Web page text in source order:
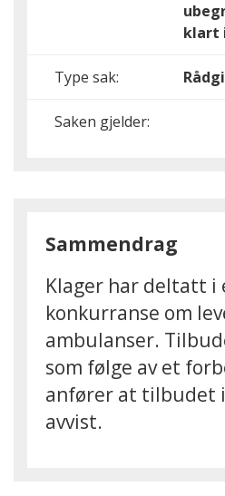
klart
Type sak:
Saken gjelder:
Sammendrag
Klager har deltatt i
konkurranse om
ambulanser.
som følge av et
anfører at tilbudet
avvist.